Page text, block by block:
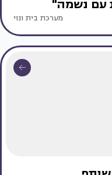
עם נשמה"
מערכת בית ונוי